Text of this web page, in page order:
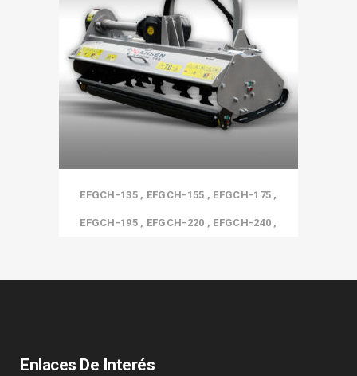
EFGCH-135 , EFGCH-155 , EFGCH-175 ,
EFGCH-195 , EFGCH-220 , EFGCH-240 ,
Enlaces De Interés